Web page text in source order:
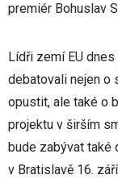
premiér Bohuslav
Lídři zemí EU
debatovali nejen o
opustit, ale také o
projektu v širším
bude zabývat také
v Bratislavě 16.